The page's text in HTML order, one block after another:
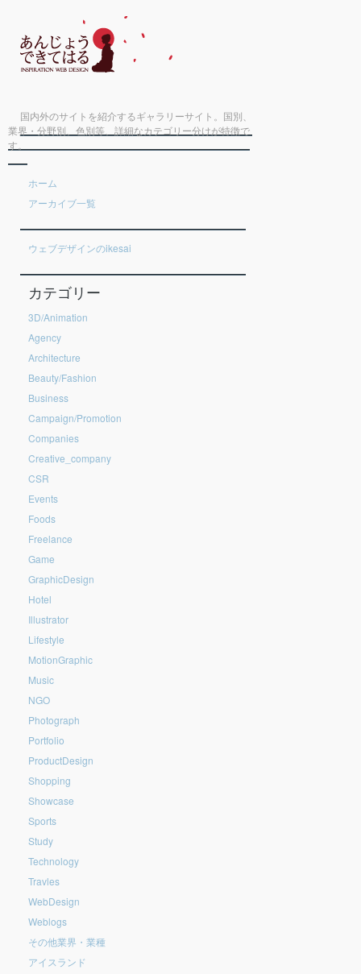
国内外のサイトを紹介するギャラリーサイト。国別、
業界・分野別、色別等、詳細なカテゴリー分けが特徴で
す。
ホーム
アーカイブ一覧
ウェブデザインのikesai
カテゴリー
3D/Animation
Agency
Architecture
Beauty/Fashion
Business
Campaign/Promotion
Companies
Creative_company
CSR
Events
Foods
Freelance
Game
GraphicDesign
Hotel
Illustrator
Lifestyle
MotionGraphic
Music
NGO
Photograph
Portfolio
ProductDesign
Shopping
Showcase
Sports
Study
Technology
Travles
WebDesign
Weblogs
その他業界・業種
アイスランド